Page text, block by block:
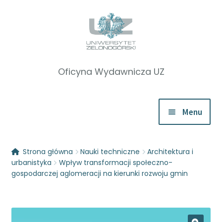
Przejdź
do
nawigacji
Przejdź
do
treści
Menu
menu
Zapowiedzi
O nas
Rozwiń
Strona główna Nauki techniczne
Architektura i
urbanistyka
Wpływ transformacji społeczno-
gospodarczej aglomeracji na kierunki rozwoju gmin